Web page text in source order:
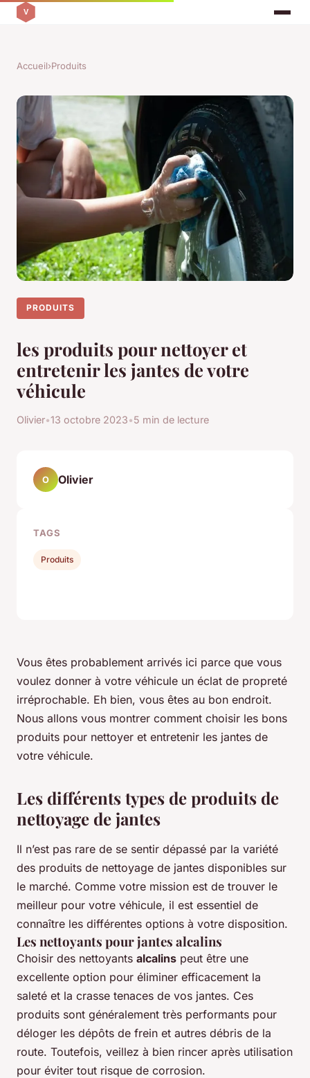
Accueil›Produits
PRODUITS
les produits pour nettoyer et
entretenir les jantes de votre
véhicule
Olivier•13 octobre 2023•5 min de lecture
Vous êtes probablement arrivés ici parce que vous
voulez donner à votre véhicule un éclat de propreté
irréprochable. Eh bien, vous êtes au bon endroit.
Nous allons vous montrer comment choisir les bons
produits pour nettoyer et entretenir les jantes de
votre véhicule.
Les différents types de produits de
nettoyage de jantes
Il n’est pas rare de se sentir dépassé par la variété
des produits de nettoyage de jantes disponibles sur
le marché. Comme votre mission est de trouver le
meilleur pour votre véhicule, il est essentiel de
connaître les différentes options à votre disposition.
Les nettoyants pour jantes alcalins
Choisir des nettoyants alcalins peut être une
excellente option pour éliminer efficacement la
saleté et la crasse tenaces de vos jantes. Ces
produits sont généralement très performants pour
déloger les dépôts de frein et autres débris de la
route. Toutefois, veillez à bien rincer après utilisation
pour éviter tout risque de corrosion.
O Olivier
TAGS
Produits